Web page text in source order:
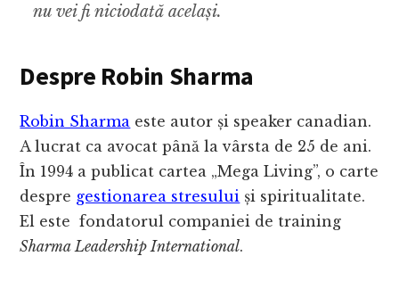
nu vei fi niciodată același.
Despre Robin Sharma
Robin Sharma este autor și speaker canadian.
A lucrat ca avocat până la vârsta de 25 de ani.
În 1994 a publicat cartea „Mega Living”, o carte
despre gestionarea stresului și spiritualitate.
El este fondatorul companiei de training
Sharma Leadership International.